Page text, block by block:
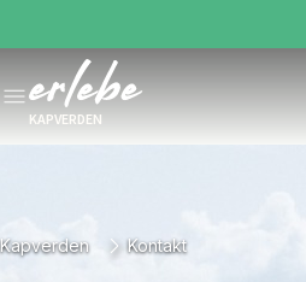
KAPVERDEN
Kapverden Kontakt